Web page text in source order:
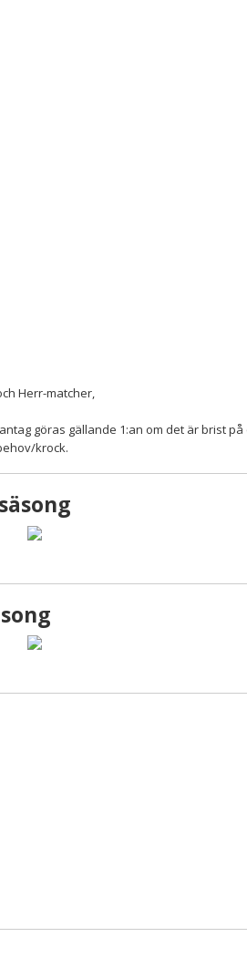
Herr-matcher,
göras gällande 1:an om det är brist
krock.